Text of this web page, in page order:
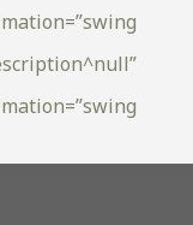
vc_row]